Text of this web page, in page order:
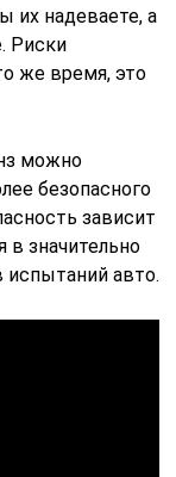
их надеваете, а
Риски
же время, это
можно
безопасного
зависит
в значительно
испытаний авто.